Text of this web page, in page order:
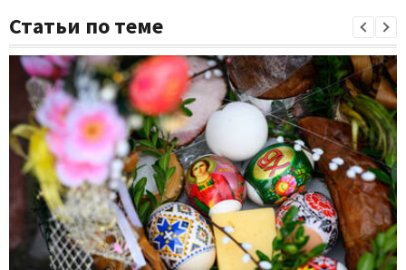
Статьи по теме